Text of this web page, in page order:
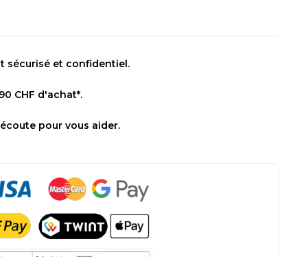
sécurisé et confidentiel.
CHF d'achat*.
pour vous aider.